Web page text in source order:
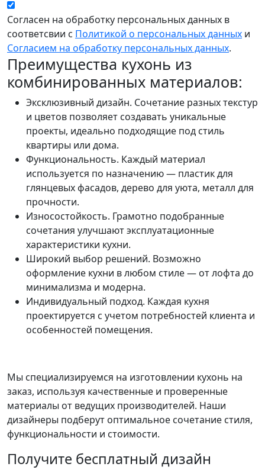
Согласен на обработку персональных данных в
соответсвии с Политикой о персональных данных и
Согласием на обработку персональных данных.
Преимущества кухонь из
комбинированных материалов:
Эксклюзивный дизайн. Сочетание разных текстур
и цветов позволяет создавать уникальные
проекты, идеально подходящие под стиль
квартиры или дома.
Функциональность. Каждый материал
используется по назначению — пластик для
глянцевых фасадов, дерево для уюта, металл для
прочности.
Износостойкость. Грамотно подобранные
сочетания улучшают эксплуатационные
характеристики кухни.
Широкий выбор решений. Возможно
оформление кухни в любом стиле — от лофта до
минимализма и модерна.
Индивидуальный подход. Каждая кухня
проектируется с учетом потребностей клиента и
особенностей помещения.
Мы специализируемся на изготовлении кухонь на
заказ, используя качественные и проверенные
материалы от ведущих производителей. Наши
дизайнеры подберут оптимальное сочетание стиля,
функциональности и стоимости.
Получите бесплатный дизайн